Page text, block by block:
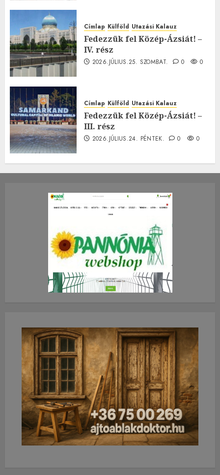
Címlap Külföld Utazási Kalauz
Fedezzük fel Közép-Ázsiát! –
IV. rész
2026.JÚLIUS.25. SZOMBAT. 0 0
Címlap Külföld Utazási Kalauz
Fedezzük fel Közép-Ázsiát! –
III. rész
2026.JÚLIUS.24. PÉNTEK. 0 0